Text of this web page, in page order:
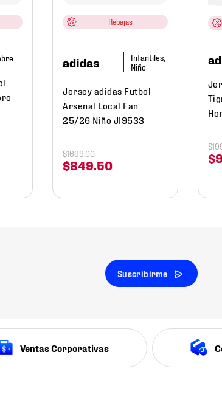
Rebajas
adidas
Infantiles,
Niño
Jersey adidas Futbol
Arsenal Local Fan
25/26 Niño JI9533
$849.50
$1699.00 $
$
Suscribirme
Ventas Corporativas